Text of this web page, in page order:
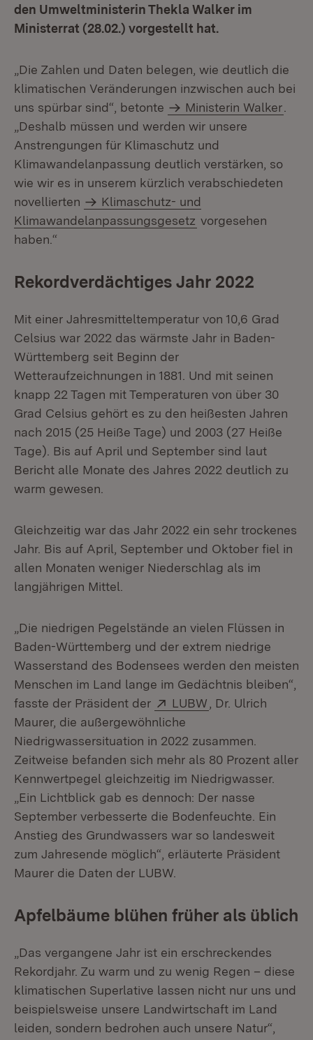
den Umweltministerin Thekla Walker im
Ministerrat (28.02.) vorgestellt hat.
„Die Zahlen und Daten belegen, wie deutlich die
klimatischen Veränderungen inzwischen auch bei
uns spürbar sind“, betonte
Ministerin Walker
„Deshalb müssen und werden wir unsere
Anstrengungen für Klimaschutz und
Klimawandelanpassung deutlich verstärken, so
wie wir es in unserem kürzlich verabschiedeten
novellierten
Klimaschutz- und
Klimawandelanpassungsgesetz vorgesehen
haben.“
Rekordverdächtiges Jahr 2022
Mit einer Jahresmitteltemperatur von 10,6 Grad
Celsius war 2022 das wärmste Jahr in Baden-
Württemberg seit Beginn der
Wetteraufzeichnungen in 1881. Und mit seinen
knapp 22 Tagen mit Temperaturen von über 30
Grad Celsius gehört es zu den heißesten Jahren
nach 2015 (25 Heiße Tage) und 2003 (27 Heiße
Tage). Bis auf April und September sind laut
Bericht alle Monate des Jahres 2022 deutlich zu
warm gewesen.
Gleichzeitig war das Jahr 2022 ein sehr trockenes
Jahr. Bis auf April, September und Oktober fiel in
allen Monaten weniger Niederschlag als im
langjährigen Mittel.
„Die niedrigen Pegelstände an vielen Flüssen in
Baden-Württemberg und der extrem niedrige
Wasserstand des Bodensees werden den meisten
Menschen im Land lange im Gedächtnis bleiben“,
fasste der Präsident der
Extern:
LUBW (Öffnet in neuem
, Dr. Ulrich
Maurer, die außergewöhnliche
Niedrigwassersituation in 2022 zusammen.
Zeitweise befanden sich mehr als 80 Prozent aller
Kennwertpegel gleichzeitig im Niedrigwasser.
„Ein Lichtblick gab es dennoch: Der nasse
September verbesserte die Bodenfeuchte. Ein
Anstieg des Grundwassers war so landesweit
zum Jahresende möglich“, erläuterte Präsident
Maurer die Daten der LUBW.
Apfelbäume blühen früher als üblich
„Das vergangene Jahr ist ein erschreckendes
Rekordjahr. Zu warm und zu wenig Regen – diese
klimatischen Superlative lassen nicht nur uns und
beispielsweise unsere Landwirtschaft im Land
leiden, sondern bedrohen auch unsere Natur“,